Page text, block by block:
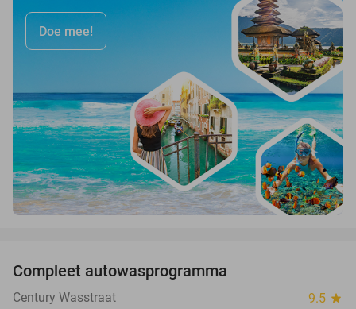
Doe mee!
Compleet autowasprogramma
Century Wasstraat 9.5 star